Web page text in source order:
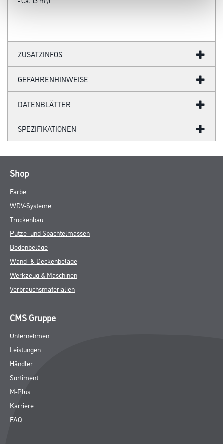
ZUSATZINFOS
GEFAHRENHINWEISE
DATENBLÄTTER
SPEZIFIKATIONEN
Shop
Farbe
WDV-Systeme
Trockenbau
Putze- und Spachtelmassen
Bodenbeläge
Wand- & Deckenbeläge
Werkzeug & Maschinen
Verbrauchsmaterialien
CMS Gruppe
Unternehmen
Leistungen
Händler
Sortiment
M-Plus
Karriere
FAQ